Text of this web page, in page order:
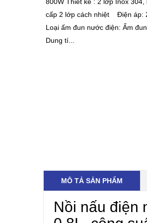
cấp 2 lớp cách nhiệt Điện áp:
Loại ấm đun nước điện: Ấm
Dung tí...
MÔ TẢ SẢN PHẨM
Nồi nấu điện